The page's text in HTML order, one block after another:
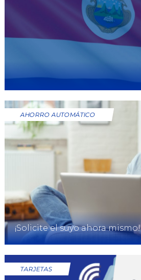
AHORRO AUTOMÁTICO
¡Solicite el suyo ahora mismo!
TARJETAS